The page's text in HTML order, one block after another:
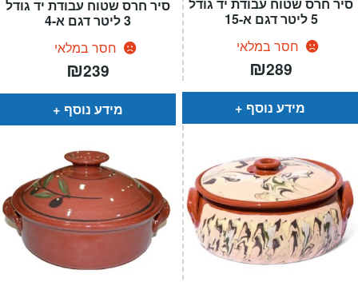
סיר חרס שטוח עבודת יד גודל
3 ליטר דגם א-4
חסר במלאי
₪239
מידע נוסף
5 ליטר דגם א-15
חסר במלאי
₪289
מידע נוסף